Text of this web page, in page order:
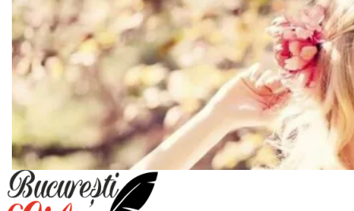
Meniu
principal